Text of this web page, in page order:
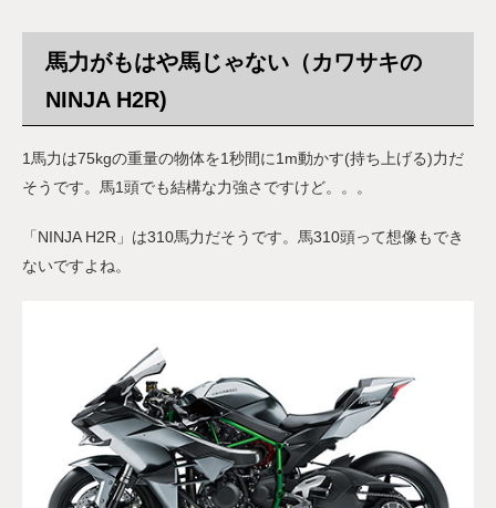
馬力がもはや馬じゃない（カワサキの
NINJA H2R)
1馬力は75kgの重量の物体を1秒間に1m動かす(持ち上げる)力だ
そうです。馬1頭でも結構な力強さですけど。。。
「NINJA H2R」は310馬力だそうです。馬310頭って想像もでき
ないですよね。